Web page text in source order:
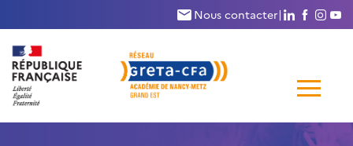
Nous contacter| NousNous